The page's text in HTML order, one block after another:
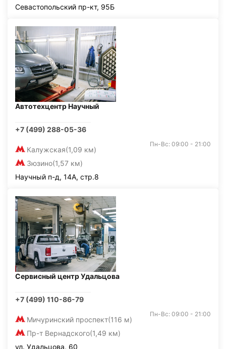
Севастопольский пр-кт, 95Б
Автотехцентр Научный
+7 (499) 288-05-36
Калужская(1,09 км)
Зюзино(1,57 км)
Пн-Вс: 09:00 - 21:00
Научный п-д, 14А, стр.8
Сервисный центр Удальцова
+7 (499) 110-86-79
Мичуринский проспект(116 м)
Пр-т Вернадского(1,49 км)
Пн-Вс: 09:00 - 21:00
ул. Удальцова, 60